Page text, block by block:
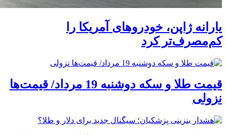
یارانه ژاپن، خودروهای آمریکا را
کم‌مصرف‌تر کرد
قیمت طلا و سکه دوشنبه 19 مرداد/ قیمت‌ها
نزولی